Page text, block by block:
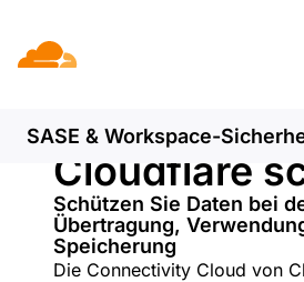
SASE & Workspace-
Sensible
Cloudflare
Schützen Sie Daten bei
Übertragung,
Speicherung
Die Connectivity Cloud von